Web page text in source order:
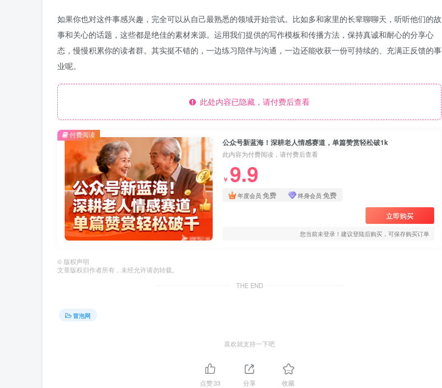
如果你也对这件事感兴趣，完全可以从自己最熟悉的领域开始尝试。比如多和家里的长辈聊聊天，听听他们的故
事和关心的话题，这些都是绝佳的素材来源。运用我们提供的写作模板和传播方法，保持真诚和耐心的分享心
态，慢慢积累你的读者群。其实挺不错的，一边练习陪伴与沟通，一边还能收获一份可持续的、充满正反馈的事
业呢。
此处内容已隐藏，请付费后查看
公众号新蓝海！深耕老人情感赛道，单篇赞赏轻松破1k
此内容为付费阅读，请付费后查看
￥ 9.9
年度会员 免费 终身会员 免费
立即购买
您当前未登录！建议登陆后购买，可保存购买订单
付费阅读
© 版权声明
文章版权归作者所有，未经允许请勿转载。
THE END
冒泡网
喜欢就支持一下吧
点赞33 分享 收藏